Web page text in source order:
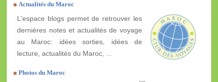
Actualités du Maroc
L'espace blogs permet de retrouver les
dernières notes et actualités de voyage
au Maroc: idées sorties, idées de
lecture, actualités du Maroc, ...
Photos du Maroc